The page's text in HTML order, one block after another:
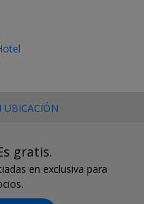
UBICACIÓN
gratis.
en exclusiva para